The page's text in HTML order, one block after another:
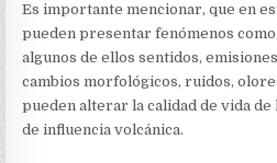
Es importante mencionar, que en
pueden presentar fenómenos
algunos de ellos sentidos,
cambios morfológicos, ruidos,
pueden alterar la calidad de vida de
de influencia volcánica.